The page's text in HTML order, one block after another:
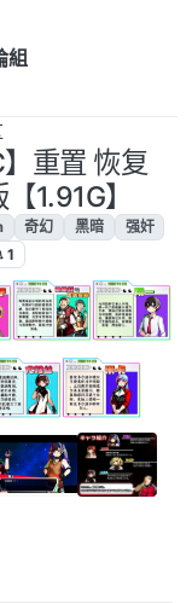
組
】重置 恢复
1.91G】
奇幻 黑暗
强奸
1